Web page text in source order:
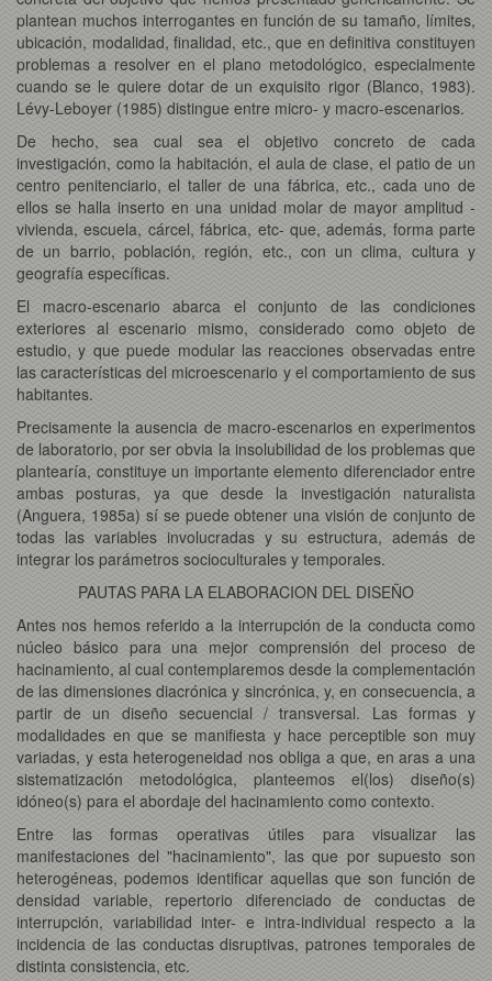
plantean muchos interrogantes en función de su tamaño, límites,
ubicación, modalidad, finalidad, etc., que en definitiva constituyen
problemas a resolver en el plano metodológico, especialmente
cuando se le quiere dotar de un exquisito rigor (Blanco, 1983).
Lévy-Leboyer (1985) distingue entre micro- y macro-escenarios.
De hecho, sea cual sea el objetivo concreto de cada
investigación, como la habitación, el aula de clase, el patio de un
centro penitenciario, el taller de una fábrica, etc., cada uno de
ellos se halla inserto en una unidad molar de mayor amplitud -
vivienda, escuela, cárcel, fábrica, etc- que, además, forma parte
de un barrio, población, región, etc., con un clima, cultura y
geografía específicas.
El macro-escenario abarca el conjunto de las condiciones
exteriores al escenario mismo, considerado como objeto de
estudio, y que puede modular las reacciones observadas entre
las características del microescenario y el comportamiento de sus
habitantes.
Precisamente la ausencia de macro-escenarios en experimentos
de laboratorio, por ser obvia la insolubilidad de los problemas que
plantearía, constituye un importante elemento diferenciador entre
ambas posturas, ya que desde la investigación naturalista
(Anguera, 1985a) sí se puede obtener una visión de conjunto de
todas las variables involucradas y su estructura, además de
integrar los parámetros socioculturales y temporales.
PAUTAS PARA LA ELABORACION DEL DISEÑO
Antes nos hemos referido a la interrupción de la conducta como
núcleo básico para una mejor comprensión del proceso de
hacinamiento, al cual contemplaremos desde la complementación
de las dimensiones diacrónica y sincrónica, y, en consecuencia, a
partir de un diseño secuencial / transversal. Las formas y
modalidades en que se manifiesta y hace perceptible son muy
variadas, y esta heterogeneidad nos obliga a que, en aras a una
sistematización metodológica, planteemos el(los) diseño(s)
idóneo(s) para el abordaje del hacinamiento como contexto.
Entre las formas operativas útiles para visualizar las
manifestaciones del "hacinamiento", las que por supuesto son
heterogéneas, podemos identificar aquellas que son función de
densidad variable, repertorio diferenciado de conductas de
interrupción, variabilidad inter- e intra-individual respecto a la
incidencia de las conductas disruptivas, patrones temporales de
distinta consistencia, etc.